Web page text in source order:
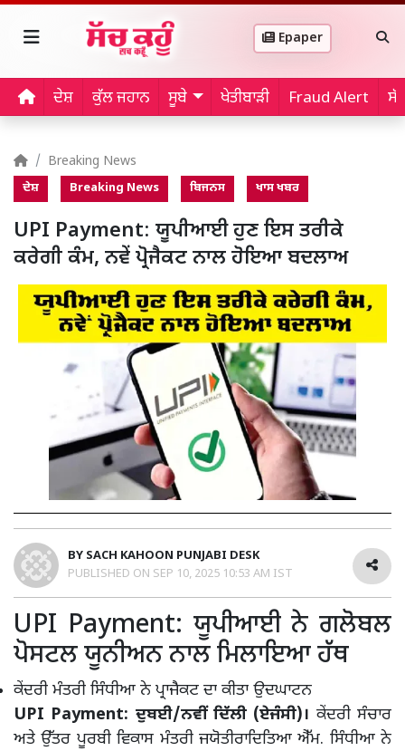
Epaper
ਦੇਸ਼ ਕੁੱਲ ਜਹਾਨ ਸੂਬੇ ਖੇਤੀਬਾੜੀ Fraud Alert
Breaking News
ਦੇਸ਼ Breaking News ਬਿਜਨਸ ਖਾਸ ਖਬਰ
UPI Payment: ਯੂਪੀਆਈ ਹੁਣ ਇਸ ਤਰੀਕੇ
ਕਰੇਗੀ ਕੰਮ, ਨਵੇਂ ਪ੍ਰੋਜੈਕਟ ਨਾਲ ਹੋਇਆ ਬਦਲਾਅ
BY SACH KAHOON PUNJABI DESK
PUBLISHED ON SEP 10, 2025 10:53 AM IST
UPI Payment: ਯੂਪੀਆਈ ਨੇ ਗਲੋਬਲ
ਪੋਸਟਲ ਯੂਨੀਅਨ ਨਾਲ ਮਿਲਾਇਆ ਹੱਥ
ਕੇਂਦਰੀ ਮੰਤਰੀ ਸਿੰਧੀਆ ਨੇ ਪ੍ਰਾਜੈਕਟ ਦਾ ਕੀਤਾ ਉਦਘਾਟਨ
UPI Payment: ਦੁਬਈ/ਨਵੀਂ ਦਿੱਲੀ (ਏਜੰਸੀ)। ਕੇਂਦਰੀ ਸੰਚਾਰ
ਅਤੇ ਉੱਤਰ ਪੂਰਬੀ ਵਿਕਾਸ ਮੰਤਰੀ ਜਯੋਤੀਰਾਦਿਤਿਆ ਐੱਮ. ਸਿੰਧੀਆ ਨੇ